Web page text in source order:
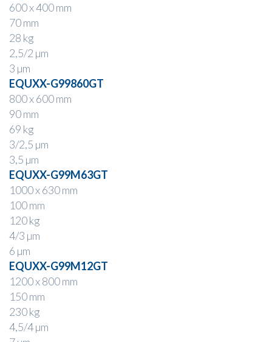
600 x 400 mm
70 mm
28 kg
2,5/2 µm
3 µm
EQUXX-G99860GT
800 x 600 mm
90 mm
69 kg
3/2,5 µm
3,5 µm
EQUXX-G99M63GT
1000 x 630 mm
100 mm
120 kg
4/3 µm
6 µm
EQUXX-G99M12GT
1200 x 800 mm
150 mm
230 kg
4,5/4 µm